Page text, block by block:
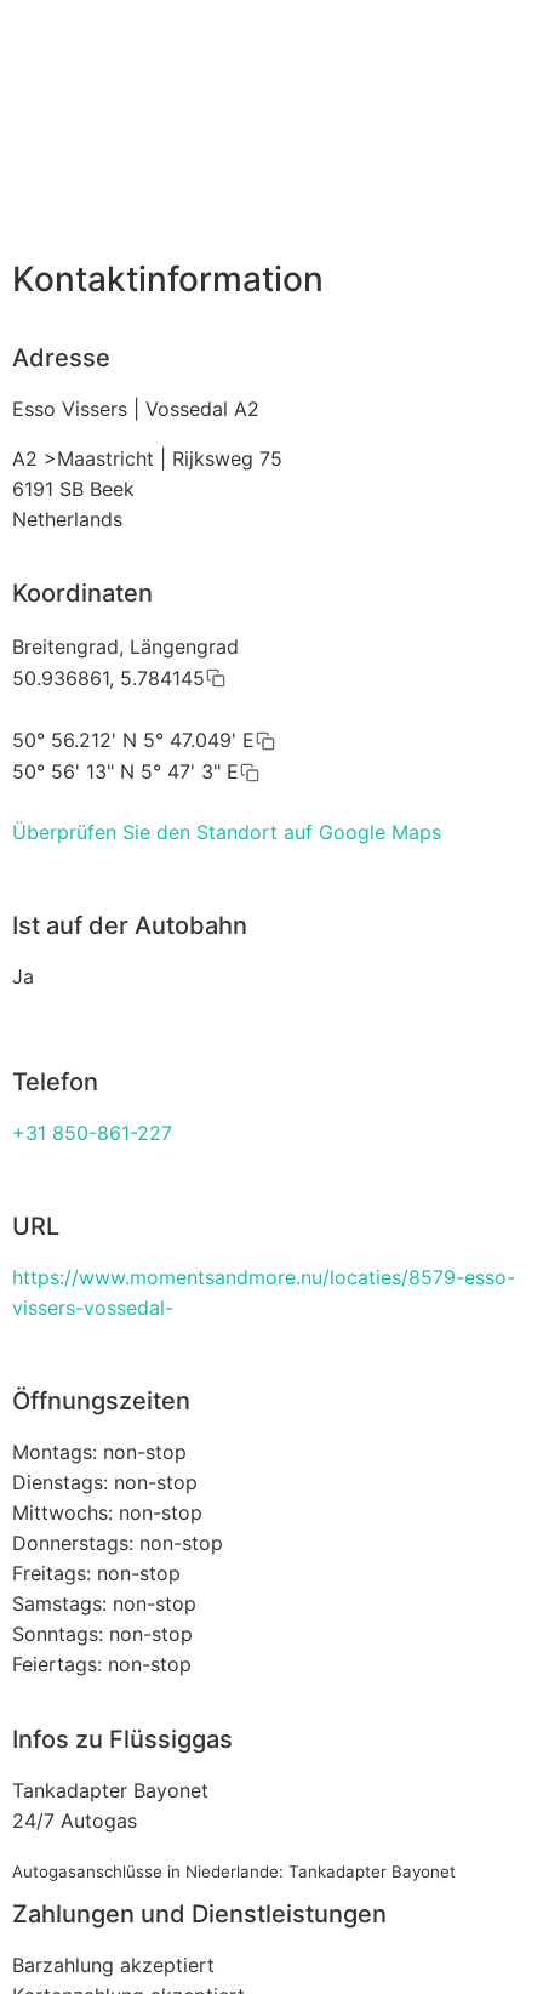
Kontaktinformation
Adresse
Esso Vissers | Vossedal A2
A2 >Maastricht | Rijksweg 75
6191 SB Beek
Netherlands
Koordinaten
Breitengrad, Längengrad
50.936861, 5.784145
50° 56.212' N 5° 47.049' E
50° 56' 13" N 5° 47' 3" E
Überprüfen Sie den Standort auf Google Maps
Ist auf der Autobahn
Ja
Telefon
+31 850-861-227
URL
https://www.momentsandmore.nu/locaties/8579-esso-
vissers-vossedal-
Öffnungszeiten
Montags: non-stop
Dienstags: non-stop
Mittwochs: non-stop
Donnerstags: non-stop
Freitags: non-stop
Samstags: non-stop
Sonntags: non-stop
Feiertags: non-stop
Infos zu Flüssiggas
Tankadapter Bayonet
24/7 Autogas
Autogasanschlüsse in Niederlande: Tankadapter Bayonet
Zahlungen und Dienstleistungen
Barzahlung akzeptiert